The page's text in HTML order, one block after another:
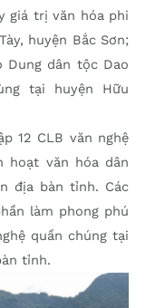
giá trị văn hóa phi
huyện Bắc Sơn;
dân tộc Dao
tại huyện Hữu
12 CLB văn nghệ
hoạt văn hóa dân
địa bàn tỉnh. Các
làm phong phú
quần chúng tại
tỉnh.